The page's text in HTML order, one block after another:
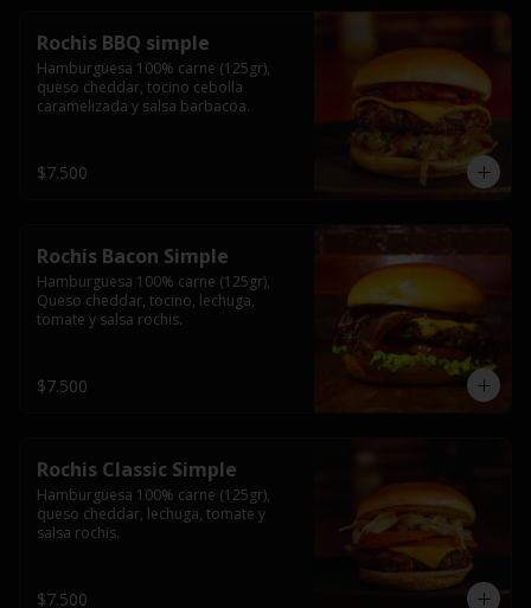
Rochis BBQ simple
Hamburguesa 100% carne (125gr),
queso cheddar, tocino cebolla
caramelizada y salsa barbacoa.
$7.500
Rochis Bacon Simple
Hamburguesa 100% carne (125gr),
Queso cheddar, tocino, lechuga,
tomate y salsa rochis.
$7.500
Rochis Classic Simple
Hamburguesa 100% carne (125gr),
queso cheddar, lechuga, tomate y
salsa rochis.
$7.500